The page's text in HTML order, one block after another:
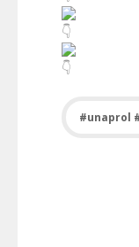
#unaprol